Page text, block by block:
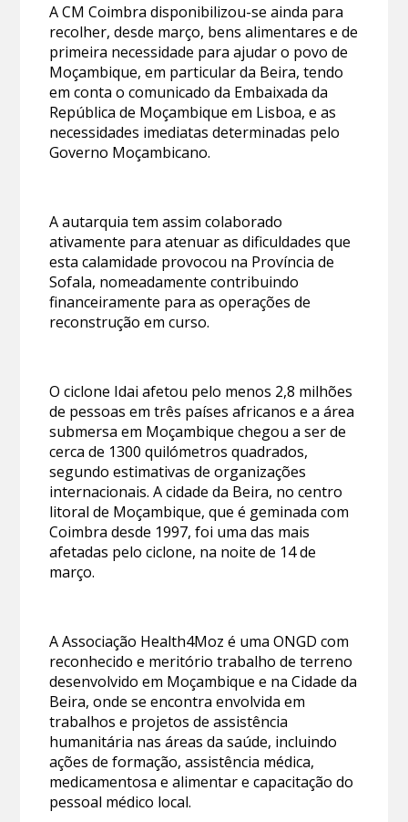
A CM Coimbra disponibilizou-se ainda para
recolher, desde março, bens alimentares e de
primeira necessidade para ajudar o povo de
Moçambique, em particular da Beira, tendo
em conta o comunicado da Embaixada da
República de Moçambique em Lisboa, e as
necessidades imediatas determinadas pelo
Governo Moçambicano.
A autarquia tem assim colaborado
ativamente para atenuar as dificuldades que
esta calamidade provocou na Província de
Sofala, nomeadamente contribuindo
financeiramente para as operações de
reconstrução em curso.
O ciclone Idai afetou pelo menos 2,8 milhões
de pessoas em três países africanos e a área
submersa em Moçambique chegou a ser de
cerca de 1300 quilómetros quadrados,
segundo estimativas de organizações
internacionais. A cidade da Beira, no centro
litoral de Moçambique, que é geminada com
Coimbra desde 1997, foi uma das mais
afetadas pelo ciclone, na noite de 14 de
março.
A Associação Health4Moz é uma ONGD com
reconhecido e meritório trabalho de terreno
desenvolvido em Moçambique e na Cidade da
Beira, onde se encontra envolvida em
trabalhos e projetos de assistência
humanitária nas áreas da saúde, incluindo
ações de formação, assistência médica,
medicamentosa e alimentar e capacitação do
pessoal médico local.